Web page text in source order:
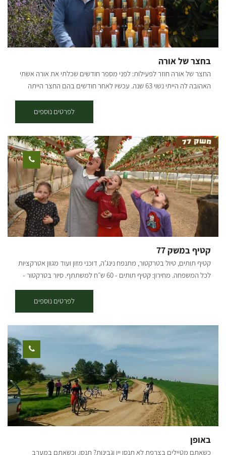
נמשיך בזרוע השמאלית, עם הסימון הכחול, במשך כשני קילומטרים
נוספים, עד שהוא מתעקל ימינה ומתרחק מכביש 232. בדרך עוברים
בחלקי שטח פתוחים וחלק בתוך החורש. 5.7 ק"מ מתחילת המסלול, אנו
פוגשים את דרך נוף יער שוקדה, ופונים בה ימינה לחזרה לכיוון בארי. *
סינגל החוצה את הדרך ואת שלט ההסבר על השבילים משמאל. נמשיך ישר
ונשתלב בשביל הכחול החוזר לכיוון כביש 232. קרדיט צילום: אילן שחם
מפה: *המידע מתוך אתרים לה מדווש ומסלולי אופניים בשטח עם קק"ל
בחצר של אורה
החצר של אורה חוזר לפעילות: לפני מספר חודשים שכלתי את אורה אשתי
האהובה לה הייתי נשוי 63 שנה. עכשיו לאחר חודשים בהם החצר הייתה
אנשים בחיוך ובאהבה. אני שמח לפתוח את החצר ולקבל מבקרים לקבוצות
קטנות ומשפחות בין 4-20 אנשים. הפעילות כוללת: סיור ייחודי מודרך
בבוסתן של 120 עצי פרי מ-80 זנים של פירות אקזוטיים. בליווי סיפור
שורשים אישי ומרתק וסיפור ראשית ההתיישבות בנגב.. * טעמי המטבח
התימני מעשי ידיה של אורה, אותם טעמו אלפי מבקרים לא יוגשו עוד לצערי
אך נמשיך לארח אתכם עם מיץ מפירות הבוסתן ומכירת ליקרים. המקום
סגור בשבתות וחגי ישראל הביקור בתיאום מראש בלבד. אשמח לארח
אתכם
לפרטים נוספים
קטיף במשק 77
קטיף תותים, טיול בטרקטור, מתנפח נינג'ה, דוכני מזון ועוד מגוון אטרקציות
לכל המשפחה. מחירון: קטיף תותים - 60 ש״ח למשתתף. סיור בטרקטור -
לפרטים נוספים
באופן
כשאתם מטיילים בצרפת לא תנסו יין וגבינות? תנסו. וכשאתם במערב